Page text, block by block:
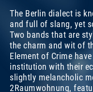
The Berlin dialect is
and full of slang, yet
Two bands that are
the charm and wit of
Element of Crime
institution with their
slightly melancholic
2Raumwohnung,